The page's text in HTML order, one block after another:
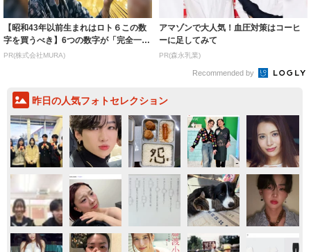
【昭和43年以前生まれはロト６この数
字を買うべき】6つの数字が「完全一
致」する方...
PR(株式会社MURA)
アマゾンで大人気！血圧対策はコーヒ
ーに足してみて
PR(森永乳業)
Recommended by
昨日の人気フォトセレクション